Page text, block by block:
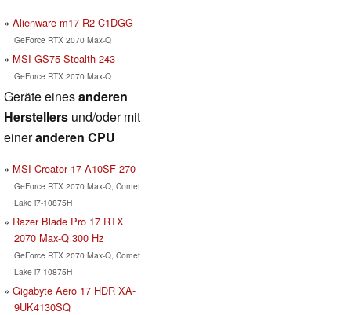
Alienware m17 R2-C1DGG
GeForce RTX 2070 Max-Q
MSI GS75 Stealth-243
GeForce RTX 2070 Max-Q
Geräte einesanderen
Herstellers und/oder mit
eineranderen CPU
MSI Creator 17 A10SF-270
GeForce RTX 2070 Max-Q, Comet
Lake i7-10875H
Razer Blade Pro 17 RTX
2070 Max-Q 300 Hz
GeForce RTX 2070 Max-Q, Comet
Lake i7-10875H
Gigabyte Aero 17 HDR XA-
9UK4130SQ